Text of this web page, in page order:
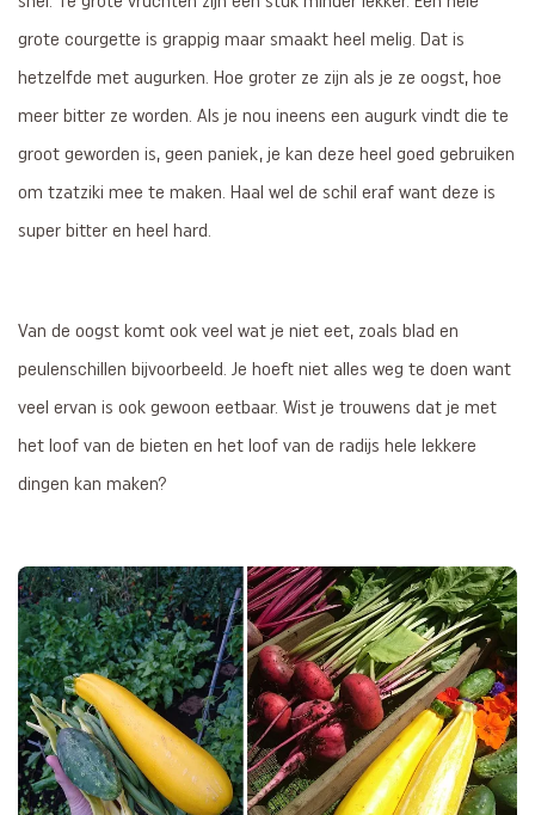
grote courgette is grappig maar smaakt heel melig. Dat is
hetzelfde met augurken. Hoe groter ze zijn als je ze oogst, hoe
meer bitter ze worden. Als je nou ineens een augurk vindt die te
groot geworden is, geen paniek, je kan deze heel goed gebruiken
om tzatziki mee te maken. Haal wel de schil eraf want deze is
super bitter en heel hard.
Van de oogst komt ook veel wat je niet eet, zoals blad en
peulenschillen bijvoorbeeld. Je hoeft niet alles weg te doen want
veel ervan is ook gewoon eetbaar. Wist je trouwens dat je met
het loof van de bieten en het loof van de radijs hele lekkere
dingen kan maken?